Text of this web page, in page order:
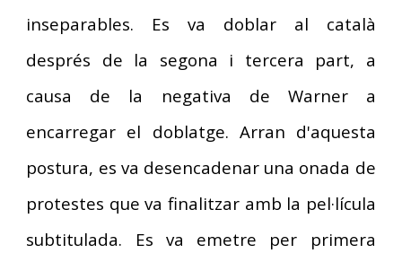
inseparables. Es va doblar al català
després de la segona i tercera part, a
causa de la negativa de Warner a
encarregar el doblatge. Arran d'aquesta
postura, es va desencadenar una onada de
protestes que va finalitzar amb la pel·lícula
subtitulada. Es va emetre per primera